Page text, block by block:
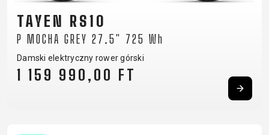
TAYEN RS10
P MOCHA GREY 27.5" 725 Wh
Damski elektryczny rower górski
1 159 990,00 FT